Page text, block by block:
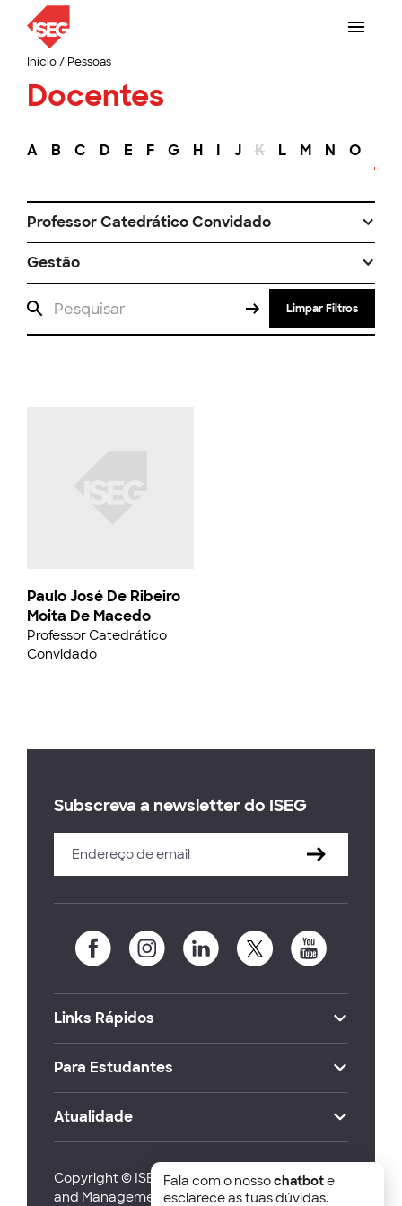
Início/ Pessoas
Docentes
A B C D E F G H I J K L M N O
Professor Catedrático Convidado
Gestão
Limpar Filtros
Paulo José De Ribeiro
Moita De Macedo
Professor Catedrático
Convidado
Subscreva a newsletter do ISEG
Links Rápidos
Para Estudantes
Atualidade
Copyright © ISEG Lisbon School of Economics
and Management 2026
Fala com o nossochatbote
esclarece as tuas dúvidas.